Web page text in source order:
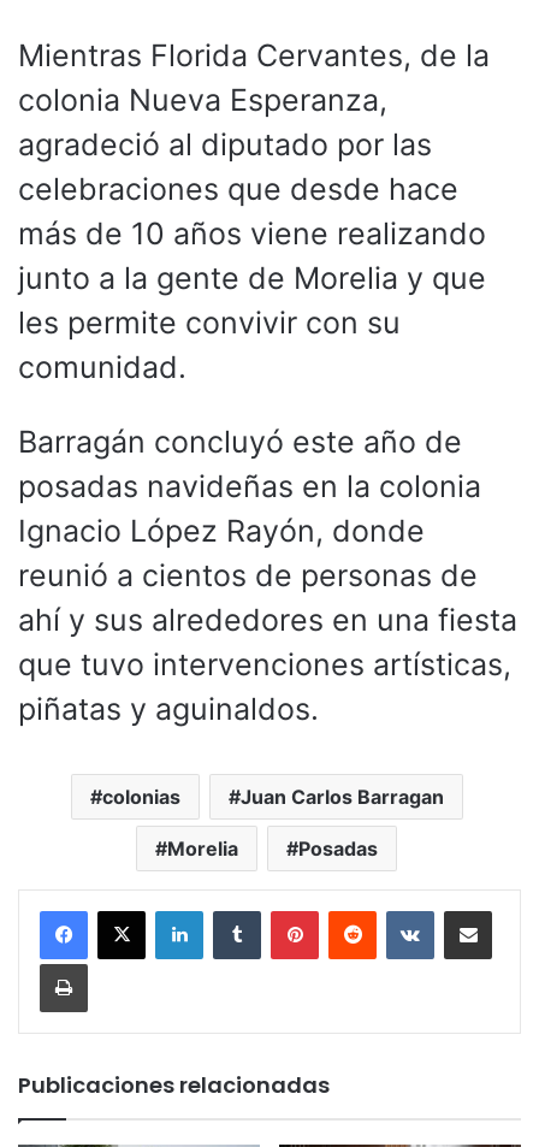
Mientras Florida Cervantes, de la
colonia Nueva Esperanza,
agradeció al diputado por las
celebraciones que desde hace
más de 10 años viene realizando
junto a la gente de Morelia y que
les permite convivir con su
comunidad.
Barragán concluyó este año de
posadas navideñas en la colonia
Ignacio López Rayón, donde
reunió a cientos de personas de
ahí y sus alrededores en una fiesta
que tuvo intervenciones artísticas,
piñatas y aguinaldos.
colonias Juan Carlos Barragan
Morelia Posadas
LinkedInTumblr PinterestReddit VKontakteCompartir por
Imprimir
Publicaciones relacionadas